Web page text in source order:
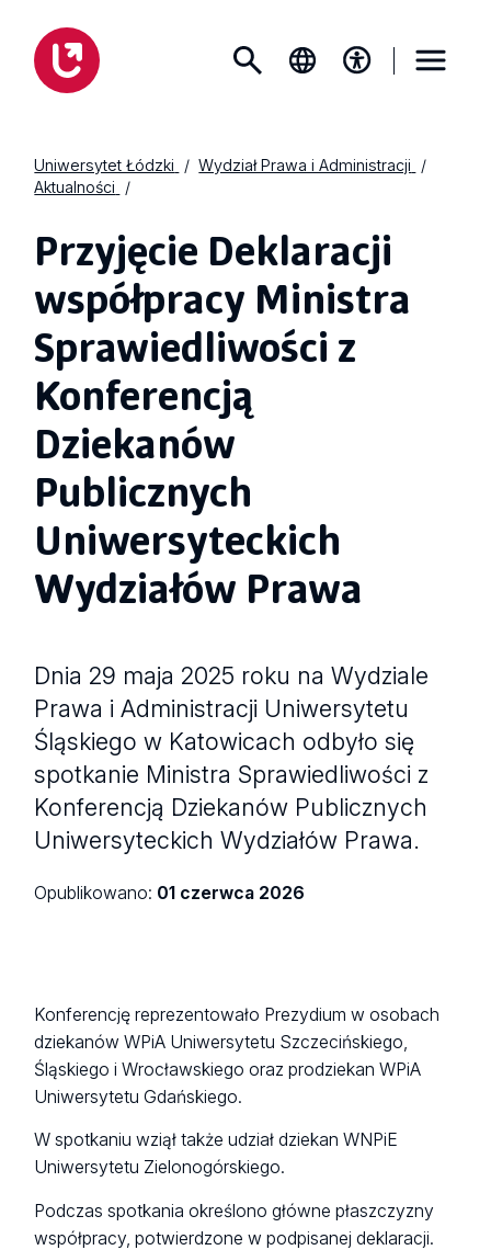
Uniwersytet Łódzki
Wydział Prawa i Administracji
Aktualności
Przyjęcie Deklaracji
współpracy Ministra
Sprawiedliwości z
Konferencją
Dziekanów
Publicznych
Uniwersyteckich
Wydziałów Prawa
Dnia 29 maja 2025 roku na Wydziale
Prawa i Administracji Uniwersytetu
Śląskiego w Katowicach odbyło się
spotkanie Ministra Sprawiedliwości z
Konferencją Dziekanów Publicznych
Uniwersyteckich Wydziałów Prawa.
Opublikowano: 01 czerwca 2026
Konferencję reprezentowało Prezydium w osobach
dziekanów WPiA Uniwersytetu Szczecińskiego,
Śląskiego i Wrocławskiego oraz prodziekan WPiA
Uniwersytetu Gdańskiego.
W spotkaniu wziął także udział dziekan WNPiE
Uniwersytetu Zielonogórskiego.
Podczas spotkania określono główne płaszczyzny
współpracy, potwierdzone w podpisanej deklaracji.